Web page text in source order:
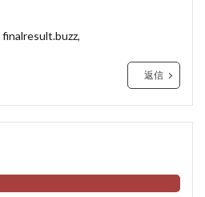
finalresult.buzz,
返信